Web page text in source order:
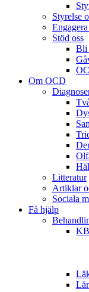
Styrelse
Stöd oss
Bli
Om OCD
Litteratur
Artiklar
Sociala
Få hjälp